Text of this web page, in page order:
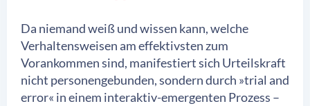
Da niemand weiß und wissen kann, welche
Verhaltensweisen am effektivsten zum
Vorankommen sind, manifestiert sich Urteilskraft
nicht personengebunden, sondern durch »trial and
error« in einem interaktiv-emergenten Prozess –